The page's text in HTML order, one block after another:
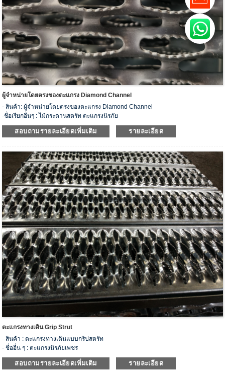
ผู้จำหน่ายโดยตรงของตะแกรง Diamond Channel
- สินค้า: ผู้จำหน่ายโดยตรงของตะแกรง Diamond Channel
-ชื่อเรียกอื่นๆ : ไม้กระดานสตรัท ตะแกรงนิรภัย
-รุ่น: HJS-08
- วัสดุ: เหล็กคาร์บอน, สแตนเลส, อลูมิเนียม, สังกะสี
12 เม็ด และงานหนัก
- ประเภทอื่นๆ : ไม้กระดาน ทางเดิน ดอกยางบันได
- ตัวอย่างที่กำหนดเองและฟรีสามารถใช้งานได้
สอบถามรายละเอียดเพิ่มเติม รายละเอียด
ตะแกรงทางเดิน Grip Strut
- สินค้า : ตะแกรงทางเดินแบบกริปสตรัท
- ชื่ออื่น ๆ : ตะแกรงนิรภัยเพชร
-รุ่น: HJS-05
- วัสดุ: เหล็กคาร์บอน, สแตนเลส, อลูมิเนียม, สังกะสี
สอบถามรายละเอียดเพิ่มเติม รายละเอียด